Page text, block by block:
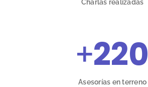
Charlas realizadas
+220
Asesorías en terreno